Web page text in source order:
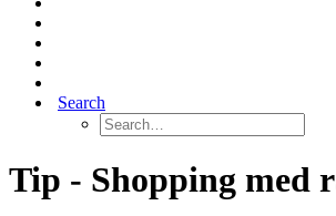
Search
Tip - Shopping med